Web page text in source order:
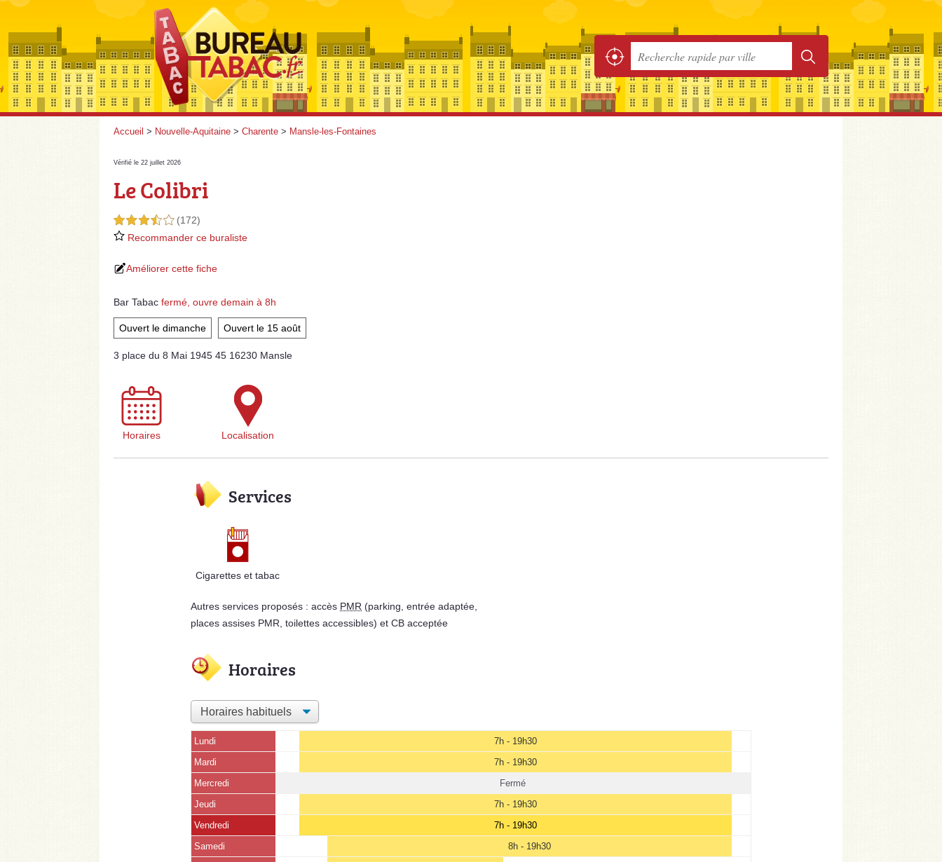
Accueil > Nouvelle-Aquitaine > Charente > Mansle-les-Fontaines
Vérifié le 22 juillet 2026
Le Colibri
3,5 étoiles sur 5 (172)
Recommander ce buraliste
Améliorer cette fiche
Bar Tabac fermé, ouvre demain à 8h
Ouvert le dimanche Ouvert le 15 août
3 place du 8 Mai 1945 45 16230 Mansle
Horaires Localisation
Services
Cigarettes et tabac
Autres services proposés : accès PMR (parking, entrée adaptée,
places assises PMR, toilettes accessibles) et CB acceptée
Horaires
Lundi 7h - 19h30
Mardi 7h - 19h30
Mercredi Fermé
Jeudi 7h - 19h30
Vendredi 7h - 19h30
Samedi 8h - 19h30